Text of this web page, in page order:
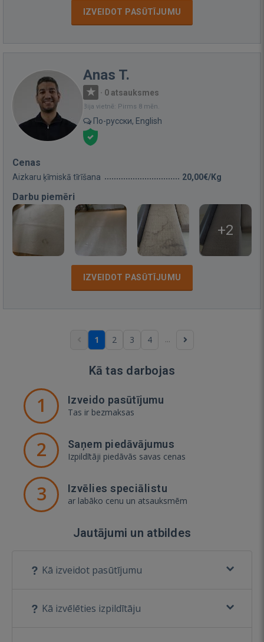
IZVEIDOT PASŪTĪJUMU
Anas T.
· 0 atsauksmes
Bija vietnē: Pirms 8 mēn.
По-русски, English
Cenas
Aizkaru ķīmiskā tīrīšana 20,00€/Kg
Darbu piemēri
+2
IZVEIDOT PASŪTĪJUMU
1 2 3 4 ...
Kā tas darbojas
1 Izveido pasūtījumu
Tas ir bezmaksas
2 Saņem piedāvājumus
Izpildītāji piedāvās savas cenas
3 Izvēlies speciālistu
ar labāko cenu un atsauksmēm
Jautājumi un atbildes
Kā izveidot pasūtījumu
Kā izvēlēties izpildītāju